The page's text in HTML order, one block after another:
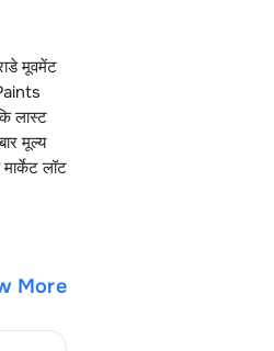
मूवमेंट
लास्ट
मूल्य
लॉट
More